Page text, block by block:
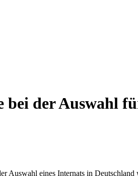
bei der Auswahl
Auswahl eines Internats in